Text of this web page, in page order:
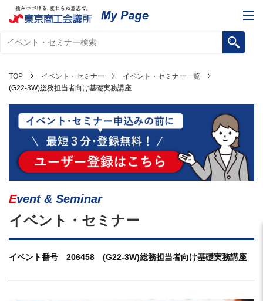
TOP イベント・セミナー
イベント・セミナー一覧
(G22-3W)総務担当者向け基礎実務講座
Event & Seminar
イベント・セミナー
イベント番号 206458 (G22-3W)総務担当者向け基礎実務講座